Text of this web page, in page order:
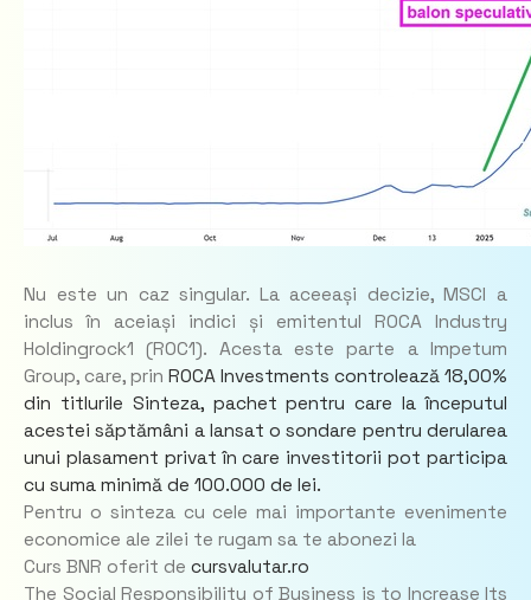
Nu este un caz singular. La aceeași decizie, MSCI a
inclus în aceiași indici și emitentul ROCA Industry
Holdingrock1 (ROC1). Acesta este parte a Impetum
Group, care, prin ROCA Investments controlează 18,00%
din titlurile Sinteza, pachet pentru care la începutul
acestei săptămâni a lansat o sondare pentru derularea
unui plasament privat în care investitorii pot participa
cu suma minimă de 100.000 de lei.
Pentru o sinteza cu cele mai importante evenimente
economice ale zilei te rugam sa te abonezi la
Curs BNR oferit de cursvalutar.ro
The Social Responsibility of Business is to Increase Its